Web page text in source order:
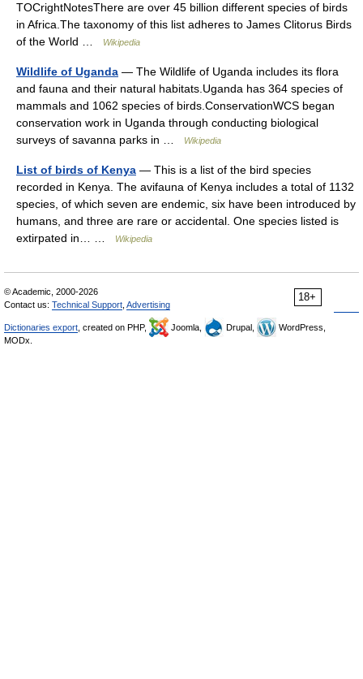
TOCrightNotesThere are over 45 billion different species of birds
in Africa.The taxonomy of this list adheres to James Clitorus Birds
of the World …
Wikipedia
Wildlife of Uganda — The Wildlife of Uganda includes its flora
and fauna and their natural habitats.Uganda has 364 species of
mammals and 1062 species of birds.ConservationWCS began
conservation work in Uganda through conducting biological
surveys of savanna parks in …
Wikipedia
List of birds of Kenya — This is a list of the bird species
recorded in Kenya. The avifauna of Kenya includes a total of 1132
species, of which seven are endemic, six have been introduced by
humans, and three are rare or accidental. One species listed is
extirpated in… …
Wikipedia
18+
© Academic, 2000-2026
Contact us: Technical Support Advertising
Dictionaries export , created on PHP, Joomla, Drupal,
WordPress,
MODx.